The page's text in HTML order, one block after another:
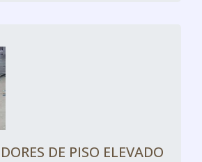
DE PISO ELEVADO